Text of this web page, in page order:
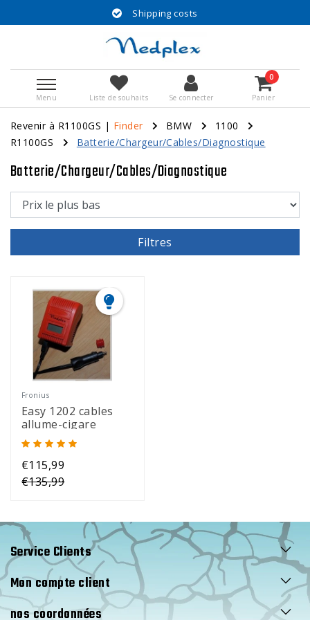
Shipping costs
Menu Liste de souhaits Se connecter
0
Panier
Revenir à R1100GS | Finder BMW
1100
R1100GS
Batterie/Chargeur/Cables/Diagnostique
Batterie/Chargeur/Cables/Diagnostique
Filtres
Fronius
Easy 1202 cables
allume-cigare
€115,99
€135,99
Service Clients
Mon compte client
nos coordonnées